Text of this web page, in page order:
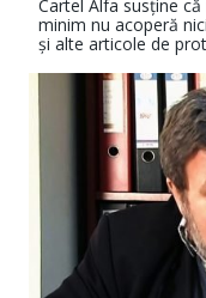
Cartel Alfa susține
minim nu acoperă
și alte articole de